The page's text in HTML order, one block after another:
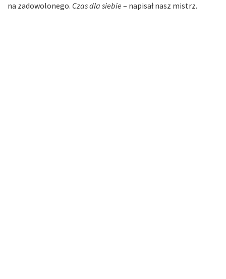
na zadowolonego. Czas dla siebie – napisał nasz mistrz.